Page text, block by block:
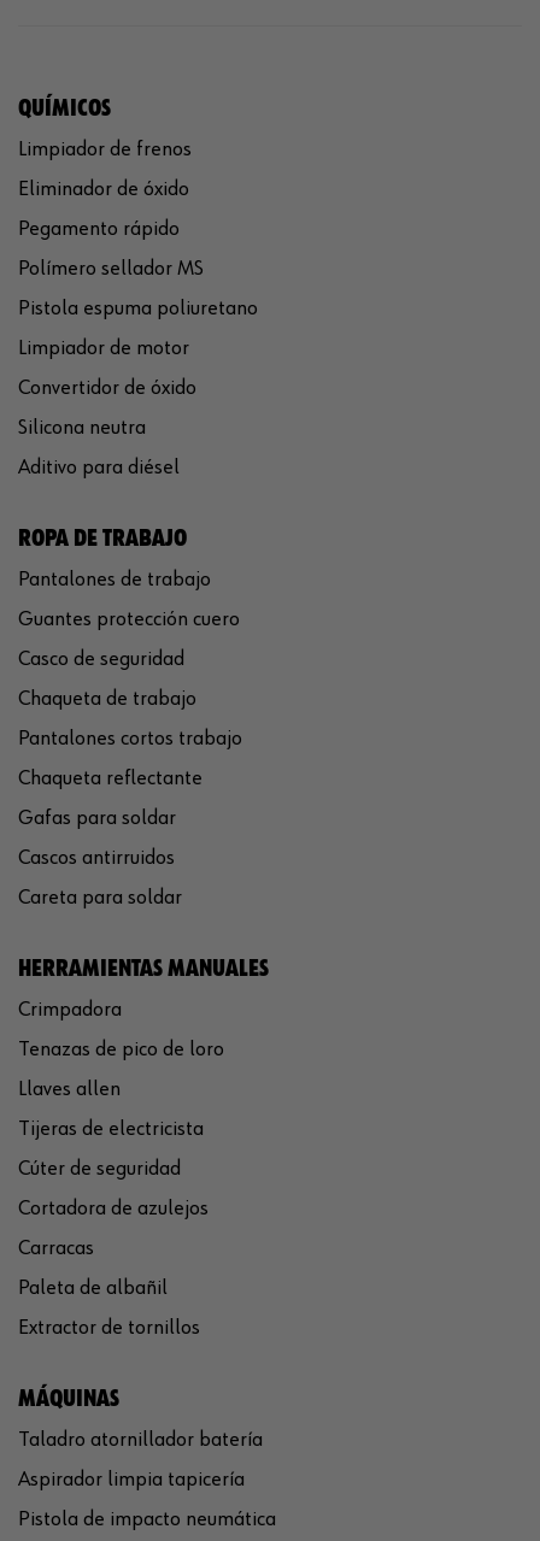
QUÍMICOS
Limpiador de frenos
Eliminador de óxido
Pegamento rápido
Polímero sellador MS
Pistola espuma poliuretano
Limpiador de motor
Convertidor de óxido
Silicona neutra
Aditivo para diésel
ROPA DE TRABAJO
Pantalones de trabajo
Guantes protección cuero
Casco de seguridad
Chaqueta de trabajo
Pantalones cortos trabajo
Chaqueta reflectante
Gafas para soldar
Cascos antirruidos
Careta para soldar
HERRAMIENTAS MANUALES
Crimpadora
Tenazas de pico de loro
Llaves allen
Tijeras de electricista
Cúter de seguridad
Cortadora de azulejos
Carracas
Paleta de albañil
Extractor de tornillos
MÁQUINAS
Taladro atornillador batería
Aspirador limpia tapicería
Pistola de impacto neumática